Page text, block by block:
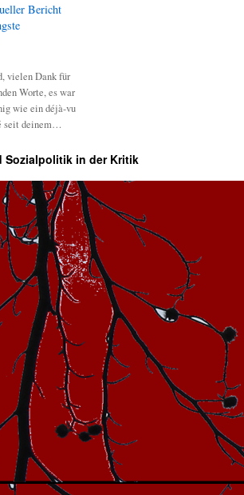
Bericht
vielen Dank für
Worte, es war
wie ein déjà-vu
seit deinem…
Sozialpolitik in der Kritik